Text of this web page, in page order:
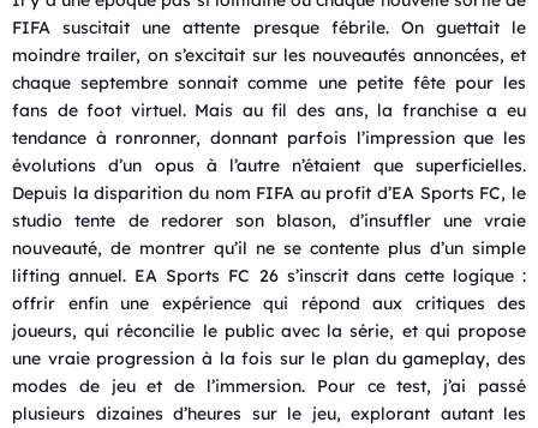
FIFA suscitait une attente presque fébrile. On guettait le
moindre trailer, on s’excitait sur les nouveautés annoncées, et
chaque septembre sonnait comme une petite fête pour les
fans de foot virtuel. Mais au fil des ans, la franchise a eu
tendance à ronronner, donnant parfois l’impression que les
évolutions d’un opus à l’autre n’étaient que superficielles.
Depuis la disparition du nom FIFA au profit d’EA Sports FC, le
studio tente de redorer son blason, d’insuffler une vraie
nouveauté, de montrer qu’il ne se contente plus d’un simple
lifting annuel. EA Sports FC 26 s’inscrit dans cette logique :
offrir enfin une expérience qui répond aux critiques des
joueurs, qui réconcilie le public avec la série, et qui propose
une vraie progression à la fois sur le plan du gameplay, des
modes de jeu et de l’immersion. Pour ce test, j’ai passé
plusieurs dizaines d’heures sur le jeu, explorant autant les